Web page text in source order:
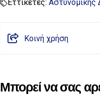
Εττικέτες: Αστυνομικής
Κοινή χρήση
Μπορεί να σας